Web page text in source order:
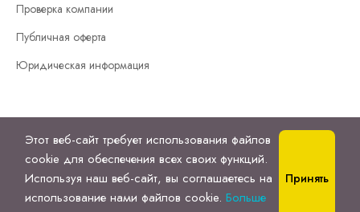
Проверка компании
Публичная оферта
Юридическая информация
© 2025Careergo. All Right Reserved.
Этот веб-сайт требует использования файлов
cookie для обеспечения всех своих функций.
Используя наш веб-сайт, вы соглашаетесь на
использование нами файлов cookie. Больше
Принять